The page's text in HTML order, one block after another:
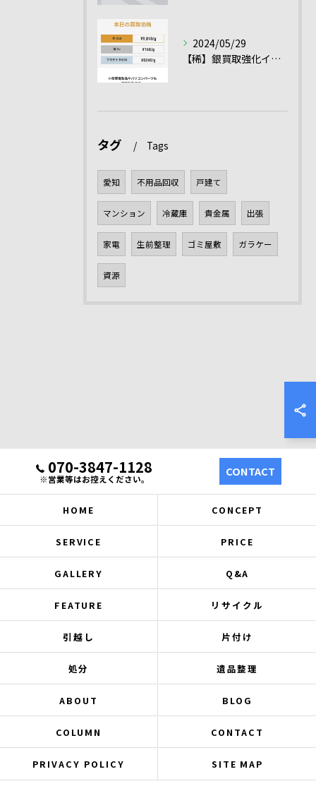
2024/05/29
【稀】銀買取強化イベント！！
タグ Tags
愛知 不用品回収 戸建て
マンション 冷蔵庫 貴金属 出張
家電 生前整理 ゴミ屋敷 ガラケー
資源
070-3847-1128
※営業等はお控えください。
CONTACT
HOME CONCEPT
SERVICE PRICE
GALLERY Q&A
FEATURE リサイクル
引越し 片付け
処分 遺品整理
ABOUT BLOG
COLUMN CONTACT
PRIVACY POLICY SITE MAP